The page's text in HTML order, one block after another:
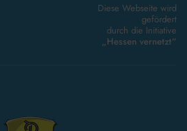
Diese Webseite wird
gefördert
durch die Initiative
„Hessen vernetzt“